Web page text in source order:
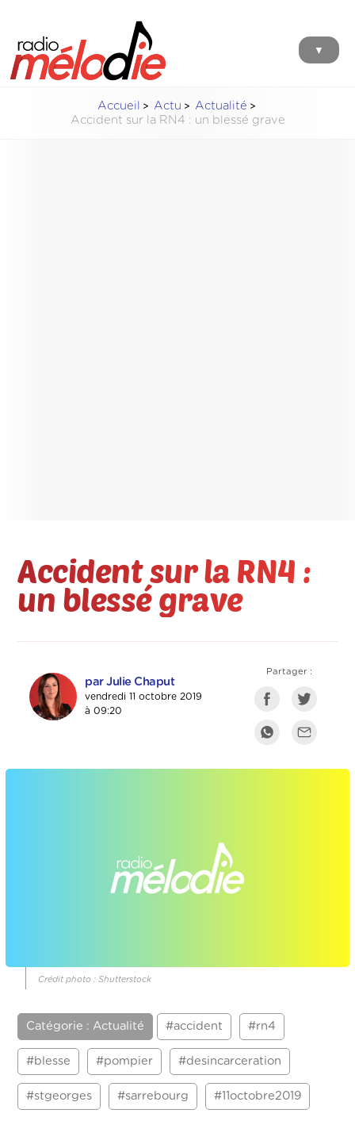
▼
Accueil Actu
Actualité
Accident sur la RN4 : un blessé grave
Accident sur la RN4 :
un blessé grave
par Julie Chaput
vendredi 11 octobre 2019
à 09:20
Partager :
Crédit photo : Shutterstock
Catégorie : Actualité #accident #rn4
#blesse #pompier #desincarceration
#stgeorges #sarrebourg #11octobre2019